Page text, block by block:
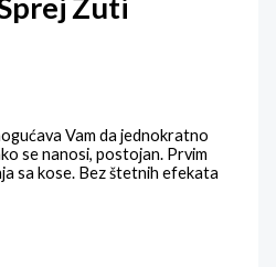
Žuti
Vam da jednokratno
se nanosi, postojan. Prvim
sa kose. Bez štetnih efekata